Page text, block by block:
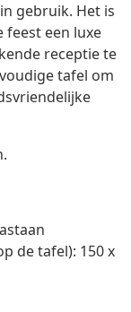
gebruik. Het is
feest een luxe
receptie te
tafel om
de tafel): 150 x